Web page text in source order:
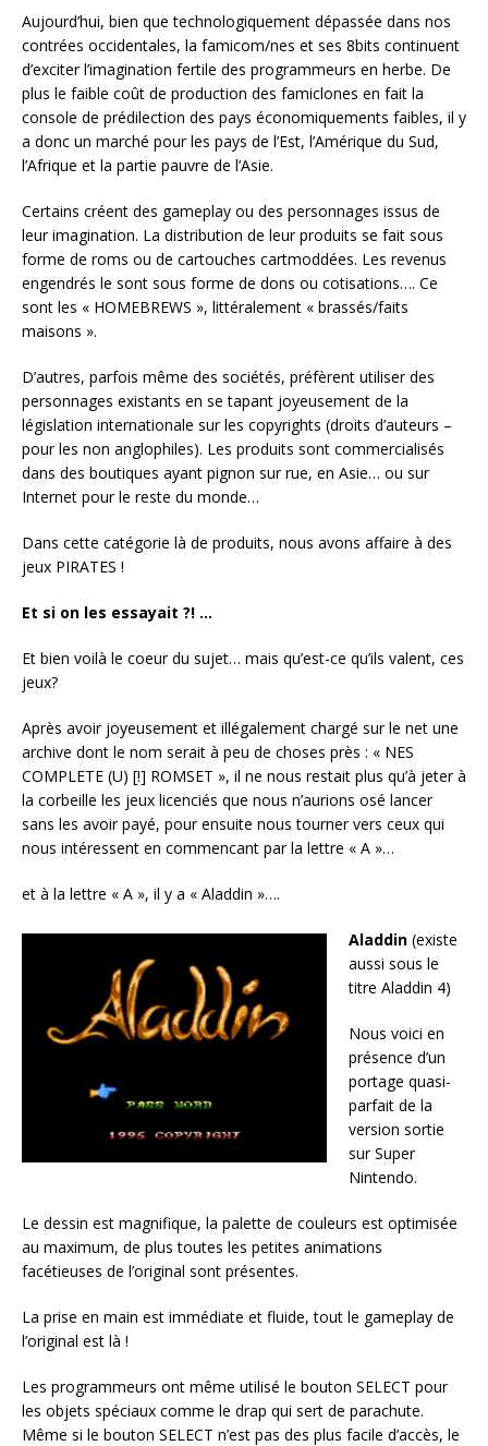
Aujourd’hui, bien que technologiquement dépassée dans nos
contrées occidentales, la famicom/nes et ses 8bits continuent
d’exciter l’imagination fertile des programmeurs en herbe. De
plus le faible coût de production des famiclones en fait la
console de prédilection des pays économiquements faibles, il y
a donc un marché pour les pays de l’Est, l’Amérique du Sud,
l’Afrique et la partie pauvre de l’Asie.
Certains créent des gameplay ou des personnages issus de
leur imagination. La distribution de leur produits se fait sous
forme de roms ou de cartouches cartmoddées. Les revenus
engendrés le sont sous forme de dons ou cotisations…. Ce
sont les « HOMEBREWS », littéralement « brassés/faits
maisons ».
D’autres, parfois même des sociétés, préfèrent utiliser des
personnages existants en se tapant joyeusement de la
législation internationale sur les copyrights (droits d’auteurs –
pour les non anglophiles). Les produits sont commercialisés
dans des boutiques ayant pignon sur rue, en Asie… ou sur
Internet pour le reste du monde…
Dans cette catégorie là de produits, nous avons affaire à des
jeux PIRATES !
Et si on les essayait ?! …
Et bien voilà le coeur du sujet… mais qu’est-ce qu’ils valent, ces
jeux?
Après avoir joyeusement et illégalement chargé sur le net une
archive dont le nom serait à peu de choses près : « NES
COMPLETE (U) [!] ROMSET », il ne nous restait plus qu’à jeter à
la corbeille les jeux licenciés que nous n’aurions osé lancer
sans les avoir payé, pour ensuite nous tourner vers ceux qui
nous intéressent en commencant par la lettre « A »…
et à la lettre « A », il y a « Aladdin »….
Aladdin (existe
aussi sous le
titre Aladdin 4)
Nous voici en
présence d’un
portage quasi-
parfait de la
version sortie
sur Super
Nintendo.
Le dessin est magnifique, la palette de couleurs est optimisée
au maximum, de plus toutes les petites animations
facétieuses de l’original sont présentes.
La prise en main est immédiate et fluide, tout le gameplay de
l’original est là !
Les programmeurs ont même utilisé le bouton SELECT pour
les objets spéciaux comme le drap qui sert de parachute.
Même si le bouton SELECT n’est pas des plus facile d’accès, le